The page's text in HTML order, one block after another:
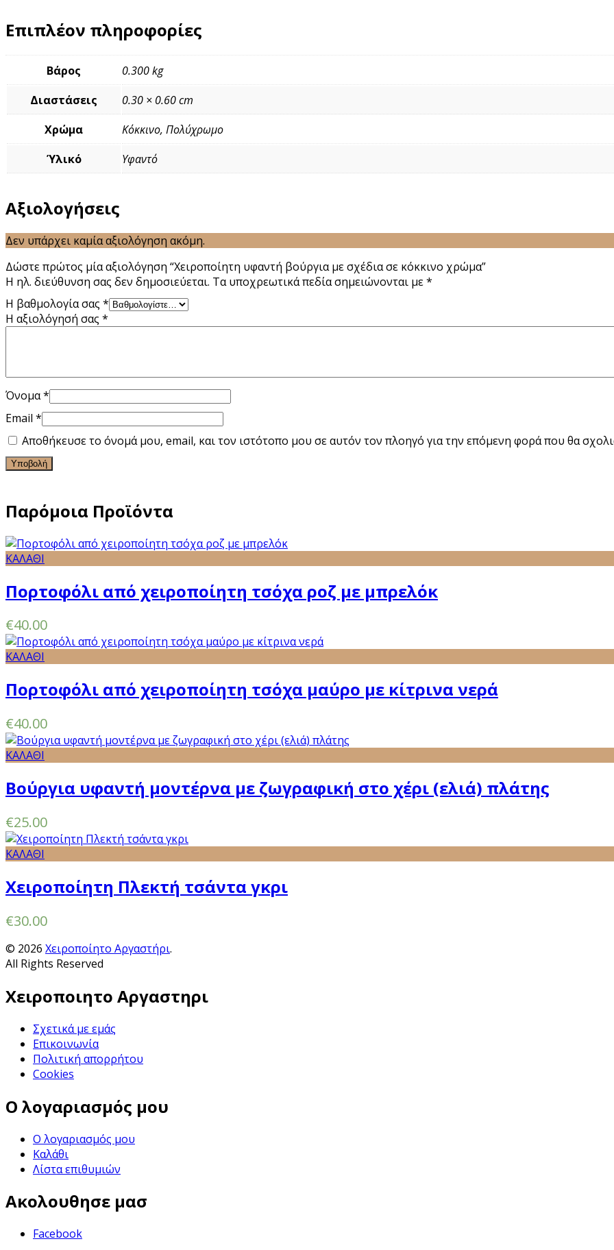
Επιπλέον πληροφορίες
Βάρος
0.300 kg
Διαστάσεις
0.30 × 0.60 cm
Χρώμα
Κόκκινο, Πολύχρωμο
Ύλικό
Υφαντό
Αξιολογήσεις
Δεν υπάρχει καμία αξιολόγηση ακόμη.
Δώστε πρώτος μία αξιολόγηση “Χειροποίητη υφαντή βούργια με σχέδια σε κόκκινο χρώμα”
Η ηλ. διεύθυνση σας δεν δημοσιεύεται. Τα υποχρεωτικά πεδία σημειώνονται με*
Η βαθμολογία σας *
Η αξιολόγησή σας *
Όνομα*
Email *
Αποθήκευσε το όνομά μου, email, και τον ιστότοπο μου σε αυτόν τον πλοηγό για την επόμενη φορά που θα
Παρόμοια Προϊόντα
ΚΑΛΑΘΙ
Πορτοφόλι από χειροποίητη τσόχα ροζ με μπρελόκ
€40.00
ΚΑΛΑΘΙ
Πορτοφόλι από χειροποίητη τσόχα μαύρο με κίτρινα νερά
€40.00
ΚΑΛΑΘΙ
Βούργια υφαντή μοντέρνα με ζωγραφική στο χέρι (ελιά) πλάτης
€25.00
ΚΑΛΑΘΙ
Χειροποίητη Πλεκτή τσάντα γκρι
€30.00
© 2026 Χειροποίητο Αργαστήρι.
All Rights Reserved
Χειροποιητο Αργαστηρι
Σχετικά με εμάς
Επικοινωνία
Πολιτική απορρήτου
Cookies
Ο λογαριασμός μου
Ο λογαριασμός μου
Καλάθι
Λίστα επιθυμιών
Ακολουθησε μασ
Facebook